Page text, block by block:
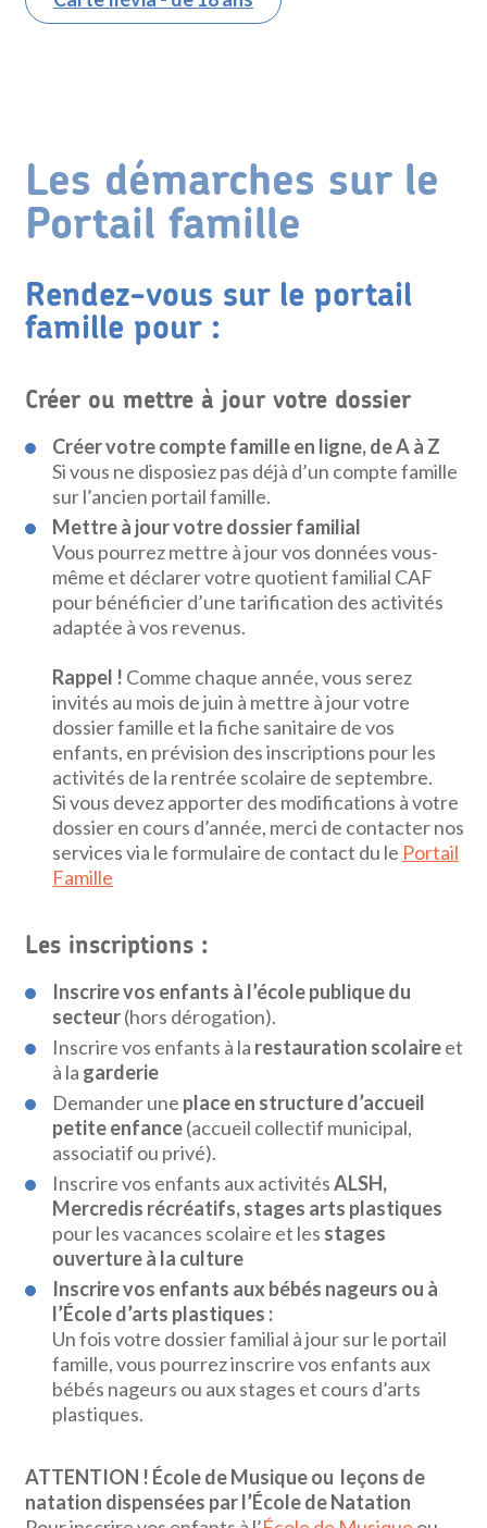
Les démarches sur le
Portail famille
Rendez-vous sur le portail
famille pour :
Créer ou mettre à jour votre dossier
Créer votre compte famille en ligne, de A à Z
Si vous ne disposiez pas déjà d’un compte famille
sur l’ancien portail famille.
Mettre à jour votre dossier familial
Vous pourrez mettre à jour vos données vous-
même et déclarer votre quotient familial CAF
pour bénéficier d’une tarification des activités
adaptée à vos revenus.
Rappel ! Comme chaque année, vous serez
invités au mois de juin à mettre à jour votre
dossier famille et la fiche sanitaire de vos
enfants, en prévision des inscriptions pour les
activités de la rentrée scolaire de septembre.
Si vous devez apporter des modifications à votre
dossier en cours d’année, merci de contacter nos
services via le formulaire de contact du le Portail
Famille
Les inscriptions :
Inscrire vos enfants à l’école publique du
secteur(hors dérogation).
Inscrire vos enfants à la restauration scolaireet
à la garderie
Demander une place en structure d’accueil
petite enfance(accueil collectif municipal,
associatif ou privé).
Inscrire vos enfants aux activitésALSH,
Mercredis récréatifs, stages arts plastiques
pour les vacances scolaire et les stages
ouverture à la culture
Inscrire vos enfants aux bébés nageurs ou à
l’École d’arts plastiques :
Un fois votre dossier familial à jour sur le portail
famille, vous pourrez inscrire vos enfants aux
bébés nageurs ou aux stages et cours d’arts
plastiques.
ATTENTION ! École de Musique ou leçons de
natation dispensées par l’École de Natation